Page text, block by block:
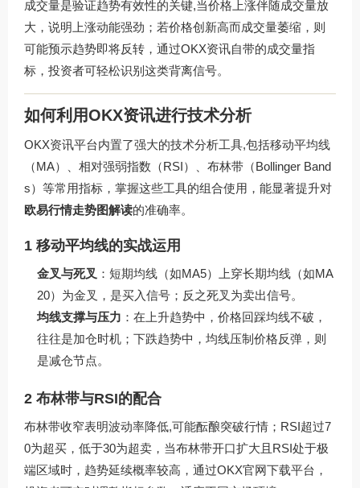
成交量是验证趋势有效性的关键,当价格上涨伴随成交量放
大，说明上涨动能强劲；若价格创新高而成交量萎缩，则
可能预示趋势即将反转，通过OKX资讯自带的成交量指
标，投资者可轻松识别这类背离信号。
如何利用OKX资讯进行技术分析
OKX资讯平台内置了强大的技术分析工具,包括移动平均线
（MA）、相对强弱指数（RSI）、布林带（Bollinger Band
s）等常用指标，掌握这些工具的组合使用，能显著提升对
欧易行情走势图解读的准确率。
1 移动平均线的实战运用
金叉与死叉 ：短期均线（如MA5）上穿长期均线（如MA
20）为金叉，是买入信号；反之死叉为卖出信号。
均线支撑与压力 ：在上升趋势中，价格回踩均线不破，
往往是加仓时机；下跌趋势中，均线压制价格反弹，则
是减仓节点。
2 布林带与RSI的配合
布林带收窄表明波动率降低,可能酝酿突破行情；RSI超过7
0为超买，低于30为超卖，当布林带开口扩大且RSI处于极
端区域时，趋势延续概率较高，通过OKX官网下载平台，